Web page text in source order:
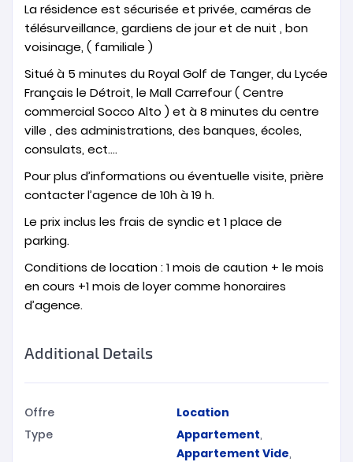
La résidence est sécurisée et privée, caméras de
télésurveillance, gardiens de jour et de nuit , bon
voisinage, ( familiale )
Situé à 5 minutes du Royal Golf de Tanger, du Lycée
Français le Détroit, le Mall Carrefour ( Centre
commercial Socco Alto ) et à 8 minutes du centre
ville , des administrations, des banques, écoles,
consulats, ect….
Pour plus d’informations ou éventuelle visite, prière
contacter l’agence de 10h à 19 h.
Le prix inclus les frais de syndic et 1 place de
parking.
Conditions de location : 1 mois de caution + le mois
en cours +1 mois de loyer comme honoraires
d’agence.
Additional Details
Offre
Location
Type
Appartement,
Appartement Vide,